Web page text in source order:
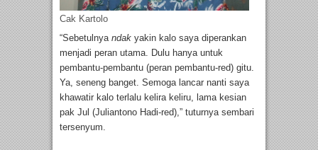
Cak Kartolo
“Sebetulnya ndak yakin kalo saya diperankan
menjadi peran utama. Dulu hanya untuk
pembantu-pembantu (peran pembantu-red) gitu.
Ya, seneng banget. Semoga lancar nanti saya
khawatir kalo terlalu kelira keliru, lama kesian
pak Jul (Juliantono Hadi-red),” tuturnya sembari
tersenyum.